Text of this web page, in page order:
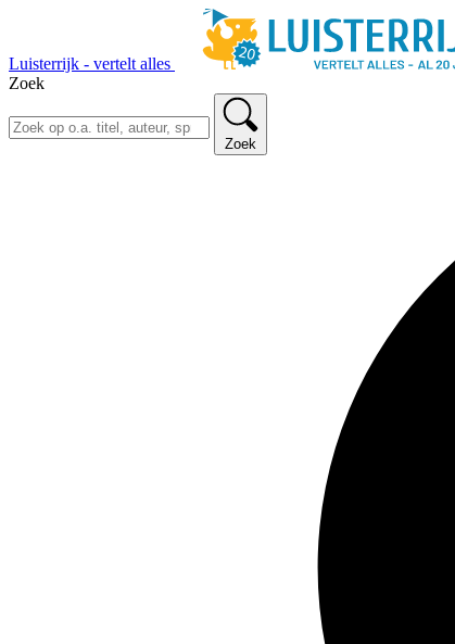
Luisterrijk - vertelt alles
Zoek
Zoek